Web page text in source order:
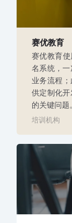
赛优教育
赛优教育
名系统，
业务流程
供定制化
的关键问题。
培训机构